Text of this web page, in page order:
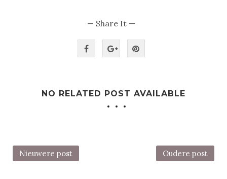
— Share It —
NO RELATED POST AVAILABLE
Nieuwere post Oudere post